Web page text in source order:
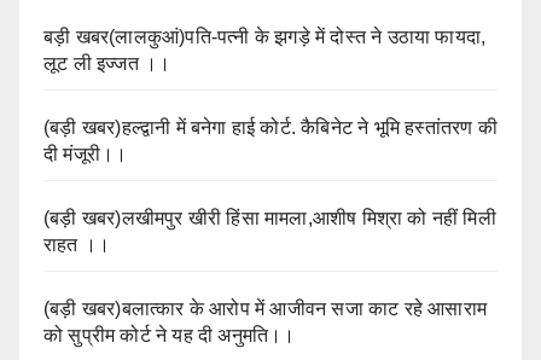
बड़ी खबर(लालकुआं)पति-पत्नी के झगड़े में दोस्त ने उठाया फायदा,
लूट ली इज्जत ।।
(बड़ी खबर)हल्द्वानी में बनेगा हाई कोर्ट. कैबिनेट ने भूमि हस्तांतरण की
दी मंजूरी।।
(बड़ी खबर)लखीमपुर खीरी हिंसा मामला,आशीष मिश्रा को नहीं मिली
राहत ।।
(बड़ी खबर)बलात्कार के आरोप में आजीवन सजा काट रहे आसाराम
को सुप्रीम कोर्ट ने यह दी अनुमति।।